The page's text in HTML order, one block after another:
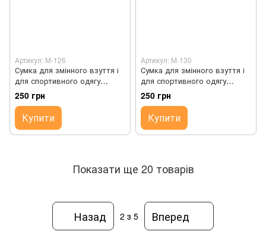
Артикул: M-126
Сумка для змінного взуття і
для спортивного одягу
SkyName M-126
250 грн
Купити
Артикул: M-130
Сумка для змінного взуття і
для спортивного одягу
SkyName M-130
250 грн
Купити
Показати ще 20 товарів
Назад 2 з 5 Вперед